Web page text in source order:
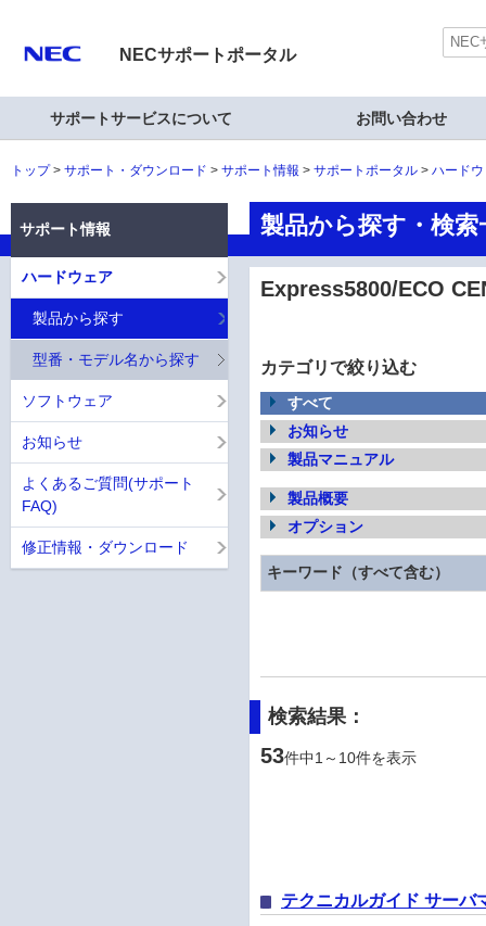
NECサポートポータル
サポートサービスについて お問い合わせ
トップ サポート・ダウンロード サポート情報 サポートポータル ハード
製品から探す・検
Express5800/ECO
カテゴリで絞り込む
すべて
お知らせ
製品マニュアル
製品概要
オプション
キーワード（すべて含む）
検索結果：
53件中1～10件を表示
テクニカルガイド サーバ
サポート情報
ハードウェア
製品から探す
型番・モデル名から探す
ソフトウェア
お知らせ
よくあるご質問(サポート
FAQ)
修正情報・ダウンロード